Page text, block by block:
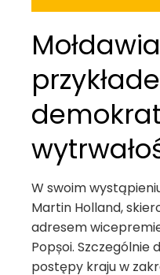
Mołdawia
W swoim
Martin Holland,
adresem
Popșoi. Szczególnie
postępy kraju w